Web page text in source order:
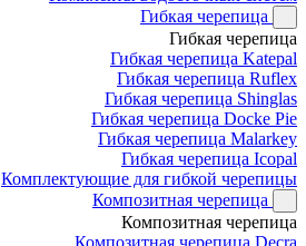
Гибкая черепица
Гибкая черепица
Гибкая черепица Katepal
Гибкая черепица Ruflex
Гибкая черепица Shinglas
Гибкая черепица Docke Pie
Гибкая черепица Malarkey
Гибкая черепица Icopal
Комплектующие для гибкой черепицы
Композитная черепица
Композитная черепица
Композитная черепица Decra